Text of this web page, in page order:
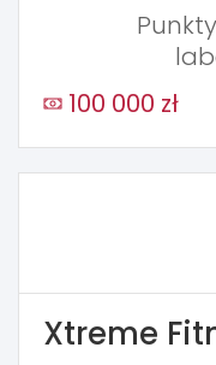
100 000 zł
Xtreme